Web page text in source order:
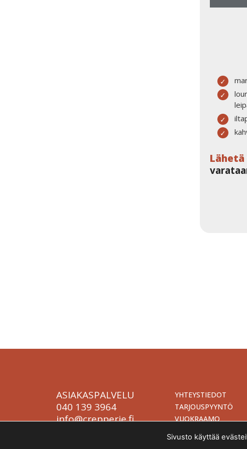
ASIAKASPALVELU
040 139 3964
info@crepperie.fi
YHTEYSTIEDOT
TARJOUSPYYNTÖ
VUOKRAAMO
Sivusto käyttää